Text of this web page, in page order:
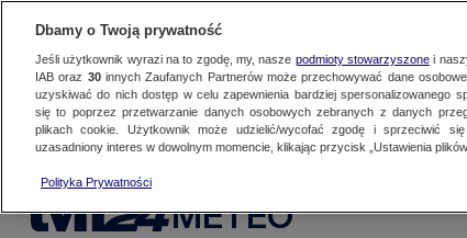
METEO
Dbamy o Twoją prywatność
Jeśli użytkownik wyrazi na to zgodę, my, nasze podmioty stowarzyszonei
IAB oraz 30innych Zaufanych Partnerów może przechowywać dane
uzyskiwać do nich dostęp w celu zapewnienia bardziej spersonalizowanego
się to poprzez przetwarzanie danych osobowych zebranych z danych
plikach cookie. Użytkownik może udzielić/wycofać zgodę i sprzeciwić
uzasadniony interes w dowolnym momencie, klikając przycisk „Ustawienia
Polityka Prywatności